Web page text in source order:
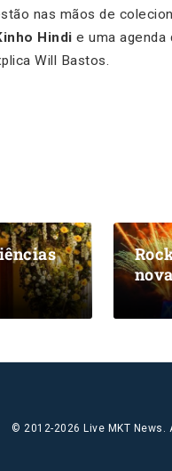
nas mãos de
Hindi e uma
Will Bastos.
© 2012-2026 Live MKT News.